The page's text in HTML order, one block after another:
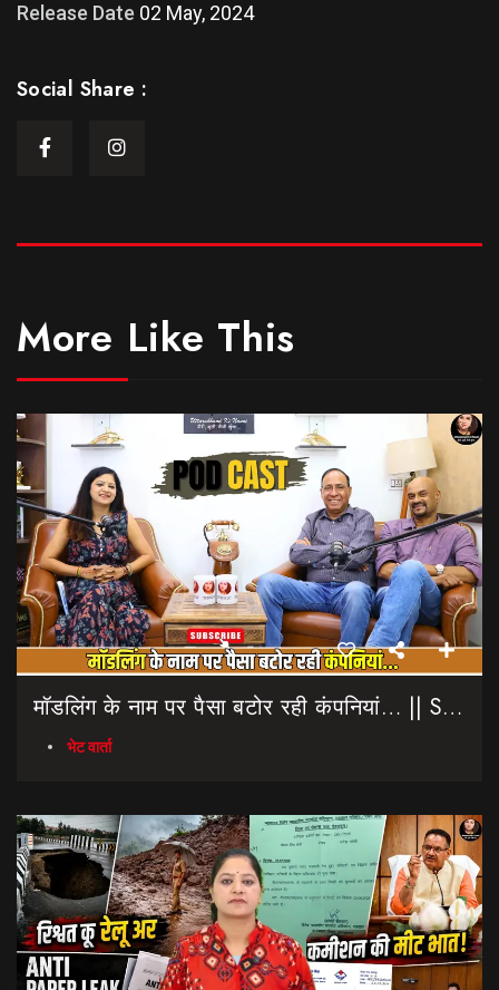
Release Date 02 May, 2024
Social Share :
More Like This
मॉडलिंग के नाम पर पैसा बटोर रही कंपनियां… || Sinmit Communications || Miss Uttarakhand 2026
भेट वार्ता